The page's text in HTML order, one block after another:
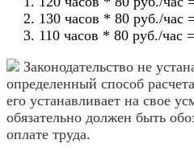
130 часов * 80 руб./час
110 часов * 80 руб./час
Законодательство не
определенный способ
его устанавливает на свое
обязательно должен быть
оплате труда.